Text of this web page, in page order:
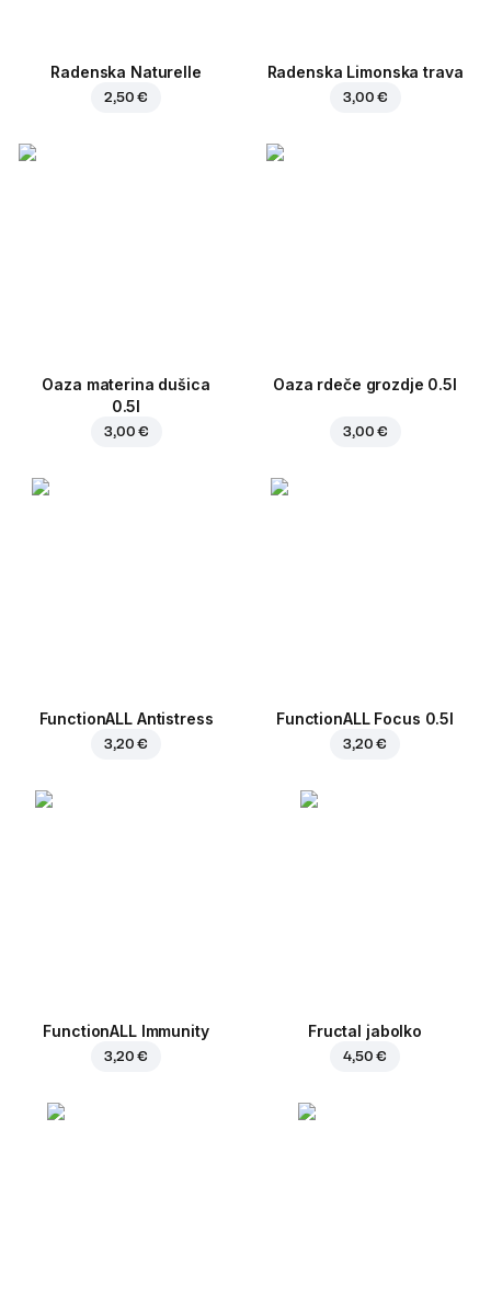
Radenska Naturelle
2,50 €
Radenska Limonska trava
3,00 €
Oaza materina dušica
0.5l
3,00 €
Oaza rdeče grozdje 0.5l
3,00 €
FunctionALL Antistress
3,20 €
FunctionALL Focus 0.5l
3,20 €
FunctionALL Immunity
3,20 €
Fructal jabolko
4,50 €